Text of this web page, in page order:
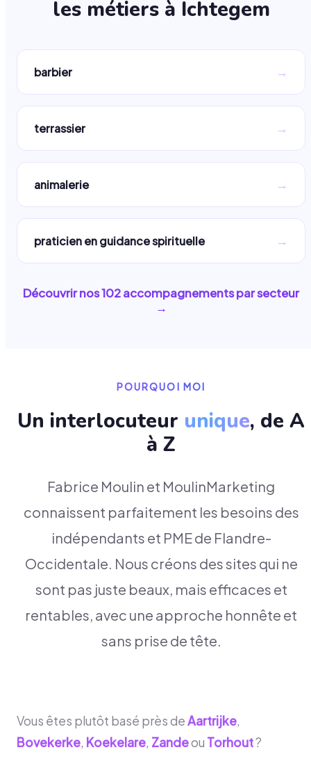
les métiers à Ichtegem
barbier →
terrassier →
animalerie →
praticien en guidance spirituelle →
Découvrir nos102accompagnements par secteur
→
POURQUOI MOI
Un interlocuteur unique, de A
à Z
Fabrice Moulin et MoulinMarketing
connaissent parfaitement les besoins des
indépendants et PME de Flandre-
Occidentale. Nous créons des sites qui ne
sont pas juste beaux, mais efficaces et
rentables, avec une approche honnête et
sans prise de tête.
Vous êtes plutôt basé près deAartrijke,
Bovekerke, Koekelare, Zandeou Torhout?